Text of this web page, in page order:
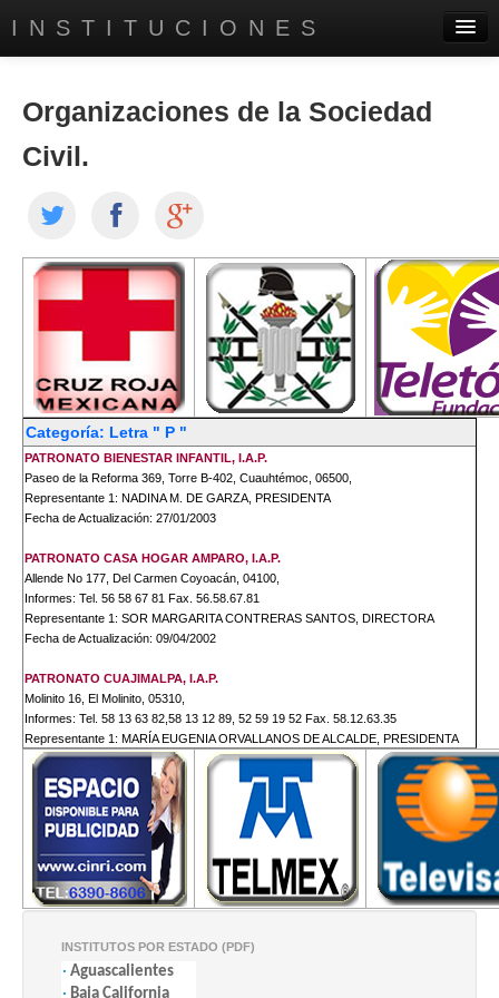
INSTITUCIONES
DIRECTORIO EMPRESARIAL
SERVICIOS
AYUDA A INSTITUTOS
CONÓCENOS
Organizaciones de la Sociedad
Civil.
Categoría: Letra " P "
PATRONATO BIENESTAR INFANTIL, I.A.P.
Paseo de la Reforma 369, Torre B-402, Cuauhtémoc, 06500,
Representante 1: NADINA M. DE GARZA, PRESIDENTA
Fecha de Actualización: 27/01/2003
PATRONATO CASA HOGAR AMPARO, I.A.P.
Allende No 177, Del Carmen Coyoacán, 04100,
Informes: Tel. 56 58 67 81 Fax. 56.58.67.81
Representante 1: SOR MARGARITA CONTRERAS SANTOS, DIRECTORA
Fecha de Actualización: 09/04/2002
PATRONATO CUAJIMALPA, I.A.P.
Molinito 16, El Molinito, 05310,
Informes: Tel. 58 13 63 82,58 13 12 89, 52 59 19 52 Fax. 58.12.63.35
Representante 1: MARÍA EUGENIA ORVALLANOS DE ALCALDE, PRESIDENTA
Representante 2: ALEJANDRA SILIS DE SEGURA, VICEPRESIDENTA
Fecha de Actualización: 23/08/2002
PATRONATO DE APOYO SOCIAL, A.C.
(PAS)
Yácatas 418, Narvarte, 03020,
Informes: Tel. 55 23 52 80, 55 23 66 40 Fax. 55.23.52.80
Representante 1: AMPARO GARCÍA TORRES H., PRESIDENTA
PATRONATO DEL PARQUE ECOLÓGICO DE XOCHIMILCO, A.C.
INSTITUTOS POR ESTADO (PDF)
· Aguascalientes
· Baja California